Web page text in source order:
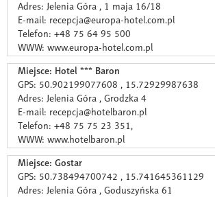
Adres: Jelenia Góra , 1 maja 16/18
E-mail: recepcja@europa-hotel.com.pl
Telefon: +48 75 64 95 500
WWW: www.europa-hotel.com.pl
Miejsce: Hotel *** Baron
GPS: 50.902199077608 , 15.72929987638
Adres: Jelenia Góra , Grodzka 4
E-mail: recepcja@hotelbaron.pl
Telefon: +48 75 75 23 351,
WWW: www.hotelbaron.pl
Miejsce: Gostar
GPS: 50.738494700742 , 15.741645361129
Adres: Jelenia Góra , Goduszyńska 61